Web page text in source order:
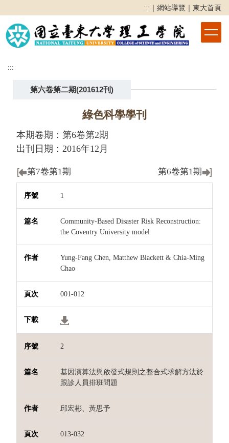
到
主
要
區
::: ｜ 網站導覽 ｜ 東大首頁
:::
第六卷第二期(201612刊)
綠色科學學刊
本期卷期：第6卷第2期
出刊日期：2016年12月
第7卷第1期 第6卷第1期
序號 篇名
1
Community-Based Disaster Risk Reconstruction:
the Coventry University model
Yung-Fang Chen, Matthew Blackett & Chia-Ming
Chao
001-012
2
基因演算法與啟發式規則之整合式求解方法於
跟診人員排班問題
邱宏彬、黃思予
013-032